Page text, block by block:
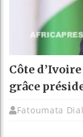
Côte
grâce
Fatoumata